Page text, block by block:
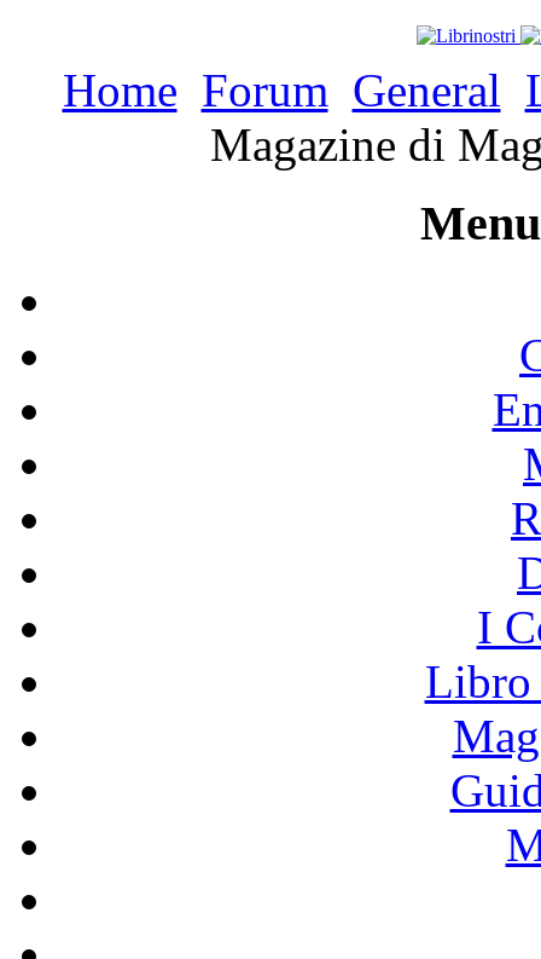
Home Forum General
Magazine di
I
Libro